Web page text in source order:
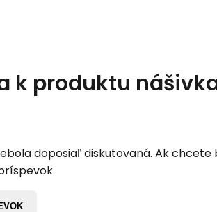
k produktu
doposiaľ diskutovaná. Ak chcete